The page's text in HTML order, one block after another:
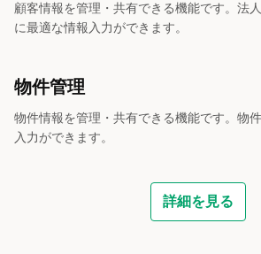
顧客情報を管理・共有できる機能です。法
に最適な情報入力ができます。
物件管理
物件情報を管理・共有できる機能です。物
入力ができます。
詳細を見る